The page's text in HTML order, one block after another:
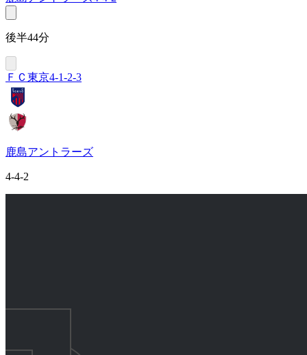
後半44分
ＦＣ東京4-1-2-3
鹿島アントラーズ
4-4-2